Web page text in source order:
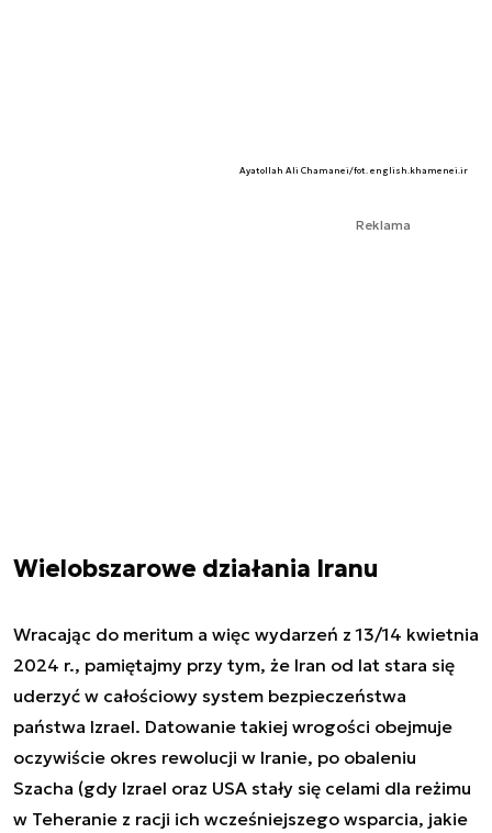
Ayatollah Ali Chamanei/fot. english.khamenei.ir
Reklama
Wielobszarowe działania Iranu
Wracając do meritum a więc wydarzeń z 13/14 kwietnia
2024 r., pamiętajmy przy tym, że Iran od lat stara się
uderzyć w całościowy system bezpieczeństwa
państwa Izrael. Datowanie takiej wrogości obejmuje
oczywiście okres rewolucji w Iranie, po obaleniu
Szacha (gdy Izrael oraz USA stały się celami dla reżimu
w Teheranie z racji ich wcześniejszego wsparcia, jakie